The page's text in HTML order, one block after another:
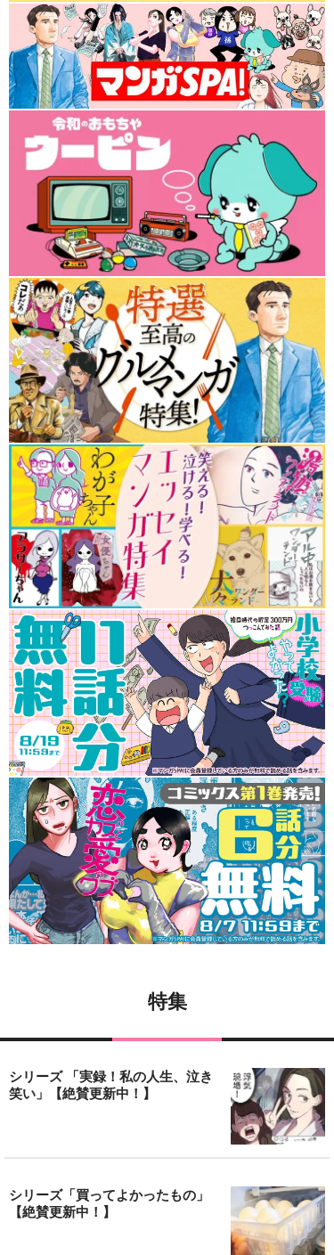
特集
シリーズ 「実録！私の人生、泣き
笑い」【絶賛更新中！】
シリーズ「買ってよかったもの」
【絶賛更新中！】